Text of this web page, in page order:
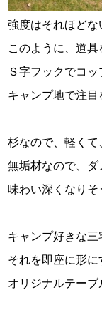
強度はそれほどな
このように、道具
Ｓ字フックでコッ
キャンプ地で注目
杉なので、軽くて
無垢材なので、ダ
味わい深くなりそ
キャンプ好きな三
それを即座に形
オリジナルテーブ